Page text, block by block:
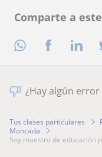
Comparte a
¿Hay algún
Tus clases particulares
Moncada
soy maestro de